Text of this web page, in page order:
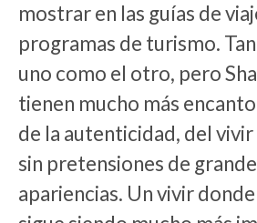
mostrar en las guías de
programas de turismo.
uno como el otro, pero
tienen mucho más
de la autenticidad, del
sin pretensiones de
apariencias. Un vivir